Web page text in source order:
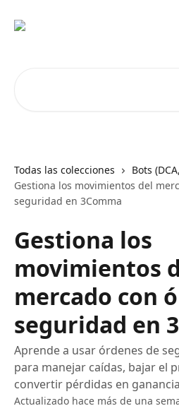
Todas las colecciones Bots
Gestiona los movimientos del
seguridad en 3Comma
Gestiona los
movimientos
mercado con
seguridad en
Aprende a usar órdenes de
para manejar caídas, bajar el
convertir pérdidas en
Actualizado hace más de una